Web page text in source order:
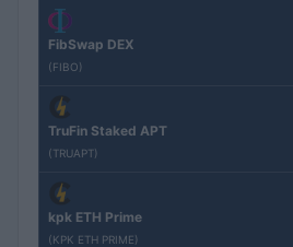
FibSwap DEX
(FIBO)
TruFin Staked APT
(TRUAPT)
kpk ETH Prime
(KPK ETH PRIME)